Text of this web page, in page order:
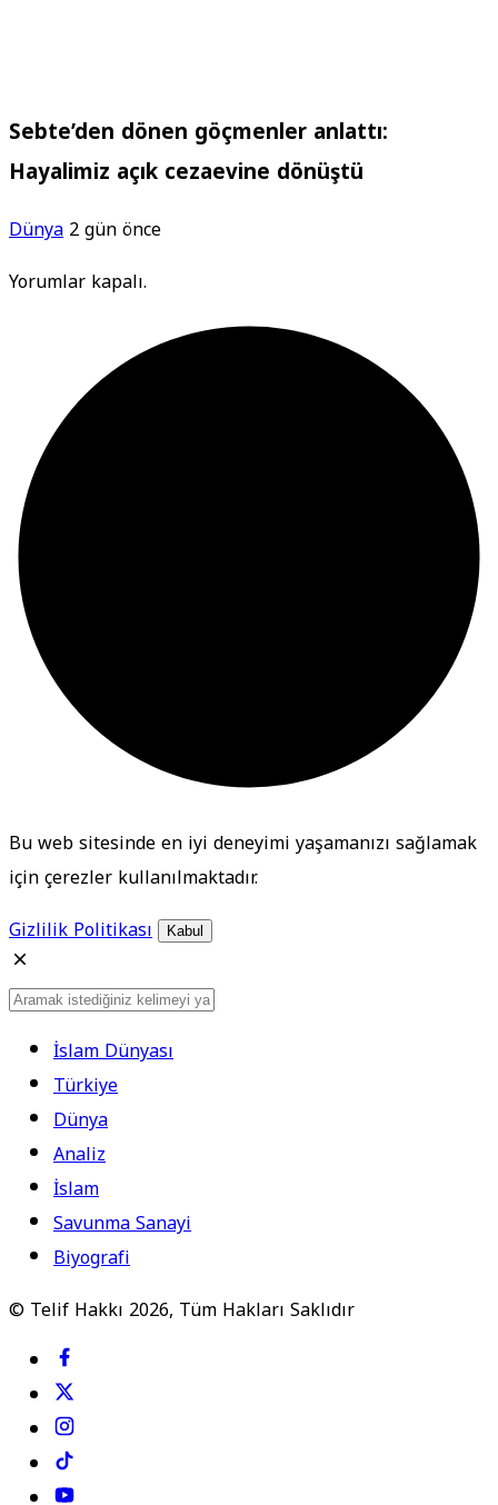
Sebte’den dönen göçmenler anlattı:
Hayalimiz açık cezaevine dönüştü
Dünya2 gün önce
Yorumlar kapalı.
Bu web sitesinde en iyi deneyimi yaşamanızı sağlamak
için çerezler kullanılmaktadır.
Gizlilik Politikası
Kabul
İslam Dünyası
Türkiye
Dünya
Analiz
İslam
Savunma Sanayi
Biyografi
© Telif Hakkı 2026, Tüm Hakları Saklıdır